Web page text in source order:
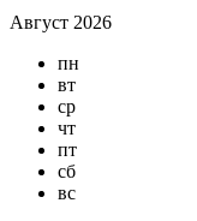
Август 2026
пн
вт
ср
чт
пт
сб
вс